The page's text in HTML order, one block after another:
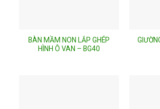
BÀN MẦM NON LẮP GHÉP
HÌNH Ô VAN – BG40